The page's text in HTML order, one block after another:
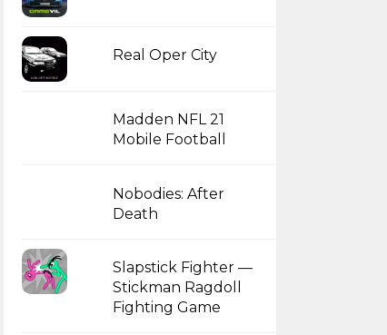
Real Oper City
Madden NFL 21
Mobile Football
Nobodies: After
Death
Slapstick Fighter —
Stickman Ragdoll
Fighting Game